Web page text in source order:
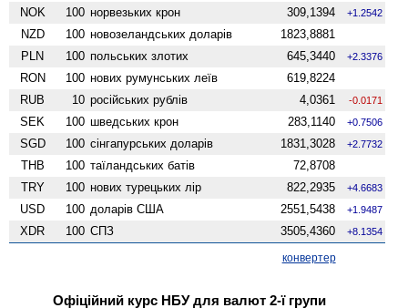
NOK
100 норвезьких крон 309,1394 +1.2542
NZD 100 ново­зеландських доларів
1823,8881
PLN
100 польських злотих 645,3440 +2.3376
RON 100 нових румунських леїв
619,8224
RUB
10 російських рублів 4,0361 -0.0171
SEK 100 шведських крон 283,1140 +0.7506
SGD 100 сінгапурських доларів 1831,3028 +2.7732
THB 100 таїландських батів
72,8708
TRY
100 нових турецьких лір 822,2935 +4.6683
USD 100 доларів США 2551,5438 +1.9487
XDR 100 СПЗ 3505,4360 +8.1354
конвертер
Офіційний курс НБУ для валют 2-ї групи